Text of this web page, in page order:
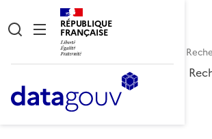
RÉPUBLIQUE
FRANÇAISE